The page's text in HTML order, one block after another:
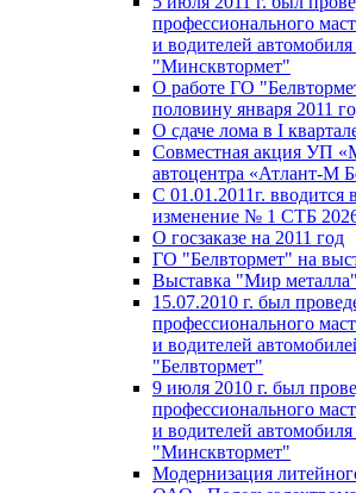
профессионального
и водителей
"Минсквтормет"
О работе ГО
половину января 2011
О сдаче лома в I
Совместная акция УП
автоцентра «Атлант-М
С 01.01.2011г. вводится
изменение № 1 СТБ
О госзаказе на 2011 год
ГО "Белвтормет" на
Выставка "Мир металла"
15.07.2010 г. был
профессионального
и водителей
"Белвтормет"
9 июля 2010 г. был
профессионального
и водителей
"Минсквтормет"
Модернизация